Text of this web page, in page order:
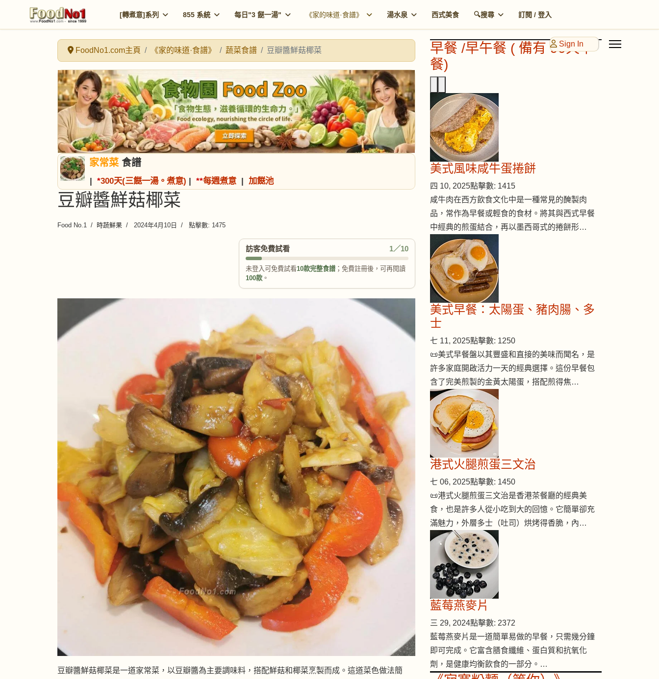
[轉煮意]系列 855 系統 每日"3 餸一湯" 《家的味道·食譜》 湯水泉 西式美食 🔍搜尋 訂閱 / 登入
Sign In
FoodNo1.com主頁 《家的味道·食譜》 蔬菜食譜 豆瓣醬鮮菇椰菜
家常菜 食譜
| *300天(三餸一湯。煮意) | **每週煮意 | 加餸池
豆瓣醬鮮菇椰菜
Food No.1 時蔬鮮果 2024年4月10日 點擊數: 1475
訪客免費試看 1／10
未登入可免費試看10款完整食譜 ；免費註冊後，可再閱讀
100款 。
豆瓣醬鮮菇椰菜是一道家常菜，以豆瓣醬為主要調味料，搭配鮮菇和椰菜烹製而成。這道菜色做法簡
早餐 /早午餐 ( 備有 90天早
餐)
美式風味咸牛蛋捲餅
四 10, 2025點擊數: 1415
咸牛肉在西方飲食文化中是一種常見的醃製肉
品，常作為早餐或輕食的食材。將其與西式早餐
中經典的煎蛋結合，再以墨西哥式的捲餅形…
美式早餐：太陽蛋、豬肉腸、多
士
七 11, 2025點擊數: 1250
📜美式早餐盤以其豐盛和直接的美味而聞名，是
許多家庭開啟活力一天的經典選擇。這份早餐包
含了完美煎製的金黃太陽蛋，搭配煎得焦…
港式火腿煎蛋三文治
七 06, 2025點擊數: 1450
📜港式火腿煎蛋三文治是香港茶餐廳的經典美
食，也是許多人從小吃到大的回憶。它簡單卻充
滿魅力，外層多士（吐司）烘烤得香脆，內…
藍莓燕麥片
三 29, 2024點擊數: 2372
藍莓燕麥片是一道簡單易做的早餐，只需幾分鐘
即可完成。它富含膳食纖維、蛋白質和抗氧化
劑，是健康均衡飲食的一部分。…